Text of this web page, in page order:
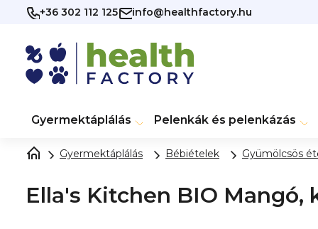
Ugrás
tartalomhoz
+36 302 112 125 info@healthfactory.hu
Gyermektáplálás Pelenkák és pelenkázás
Gyermektáplálás Bébiételek Gyümölcsös
Ella's Kitchen BIO Mangó,